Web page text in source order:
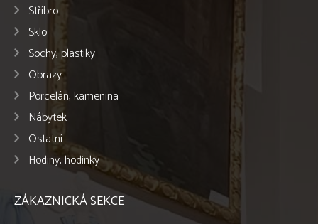
Stříbro
Sklo
Sochy, plastiky
Obrazy
Porcelán, kamenina
Nábytek
Ostatní
Hodiny, hodinky
ZÁKAZNICKÁ SEKCE